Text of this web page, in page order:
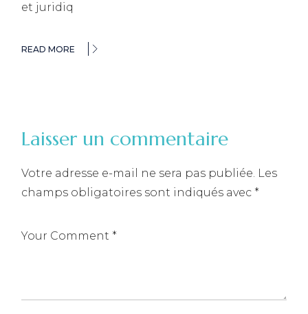
et juridiq
READ MORE
Laisser un commentaire
Votre adresse e-mail ne sera pas publiée. Les
champs obligatoires sont indiqués avec *